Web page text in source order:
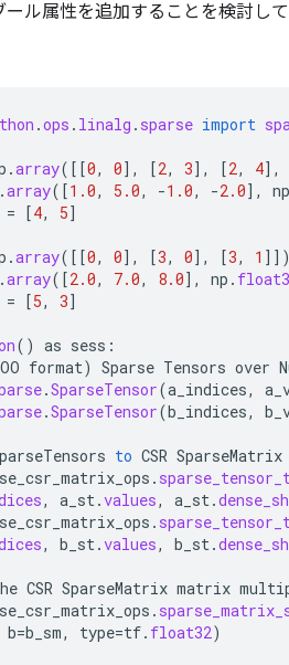
ール属性を追加することを検討し
.ops . linalg . sparse import
.array( [[0, 0] , [2, 3] , [2, 4] ,
.array( [1.0, 5.0, -1.0, -2.0] ,
np
= [4, 5]
.array( [[0, 0] , [3, 0] , [3, 1 ]]
.array( [2.0, 7.0, 8.0] , np .
= [5, 3]
() as sess :
format) Sparse Tensors over
.SparseTensor(a_indices,
.SparseTensor(b_indices,
to CSR SparseMatrix
.
, a_st.values, a_st.
.
, b_st.values, b_st.
CSR SparseMatrix matrix
.
b=b_sm, type=tf. float32)